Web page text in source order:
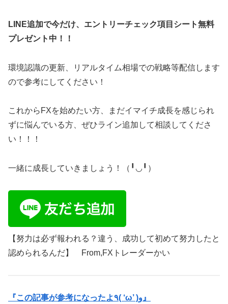
LINE追加で今だけ、エントリーチェック項目シート無料
プレゼント中！！
環境認識の更新、リアルタイム相場での戦略等配信します
ので参考にしてください！
これからFXを始めたい方、まだイマイチ成長を感じられ
ずに悩んでいる方、ぜひライン追加して相談してくださ
い！！！
一緒に成長していきましょう！（╹◡╹）
【努力は必ず報われる？違う、成功して初めて努力したと
認められるんだ】 From,FXトレーダーかい
『この記事が参考になったよ٩( ‘ω’ )و』